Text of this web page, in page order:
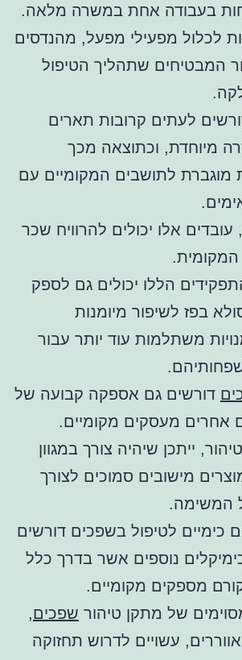
בעבודה אחת במשרה מלאה.
לכלול מפעילי מפעל, מהנדסים
המבטיחים שתהליך הטיפול
לעתים קרובות תארים
מיוחדת, וכתוצאה מכך
מוגברת לתושבים המקומיים עם
אלו יכולים להרוויח שכר
הללו יכולים גם לספק
בפז לשיפור מיומנות
משתלמות עוד יותר עבור
דורשים גם אספקה קבועה של
אחרים מעסקים מקומיים.
ייתכן שיהיה צורך במגוון
מישובים סמוכים לצורך
המשימה.
כימיים לטיפול בשפכים דורשים
נוספים אשר בדרך כלל
מספקים מקומיים.
של מתקן טיהור שפכים,
עשויים לדרוש תחזוקה